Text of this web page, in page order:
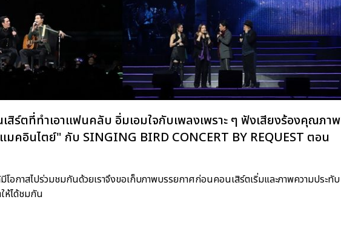
สิร์ตที่ทำเอาแฟนคลับ อิ่มเอมใจกับเพลงเพราะ ๆ ฟังเสียงร้องคุณภาพ
มคอินไตย์" กับ SINGING BIRD CONCERT BY REQUEST ตอน
โอกาสไปร่วมชมกันด้วยเราจึงขอเก็บภาพบรรยกาศก่อนคอนเสิร์ตเริ่มและภาพความประทับ
ห้ได้ชมกัน